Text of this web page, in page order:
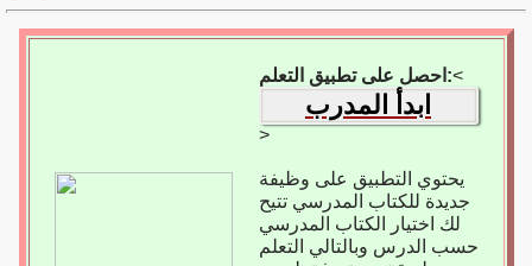
احصل على تطبيق التعلم:<
ابدأ المدرب
>
يحتوي التطبيق على وظيفة
جديدة للكتاب المدرسي تتيح
لك اختيار الكتاب المدرسي
حسب الدرس وبالتالي التعلم